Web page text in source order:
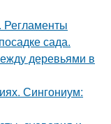
Регламенты
сада.
деревьями в
Сингониум: